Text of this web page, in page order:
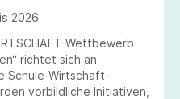
2026
Wettbewerb
richtet sich an
Schule-Wirtschaft-
vorbildliche Initiativen,